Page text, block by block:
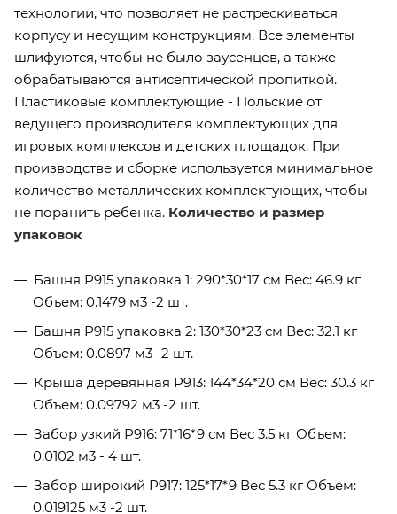
технологии, что позволяет не растрескиваться
корпусу и несущим конструкциям. Все элементы
шлифуются, чтобы не было заусенцев, а также
обрабатываются антисептической пропиткой.
Пластиковые комплектующие - Польские от
ведущего производителя комплектующих для
игровых комплексов и детских площадок. При
производстве и сборке используется минимальное
количество металлических комплектующих, чтобы
не поранить ребенка. Количество и размер
упаковок
Башня Р915 упаковка 1: 290*30*17 см Вес: 46.9 кг
Объем: 0.1479 м3 -2 шт.
Башня Р915 упаковка 2: 130*30*23 см Вес: 32.1 кг
Объем: 0.0897 м3 -2 шт.
Крыша деревянная Р913: 144*34*20 см Вес: 30.3 кг
Объем: 0.09792 м3 -2 шт.
Забор узкий Р916: 71*16*9 см Вес 3.5 кг Объем:
0.0102 м3 - 4 шт.
Забор широкий Р917: 125*17*9 Вес 5.3 кг Объем:
0.019125 м3 -2 шт.